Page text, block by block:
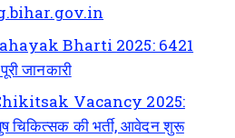
Bharti 2025: 6421
जानकारी
Vacancy 2025:
चिकित्सक की भर्ती, आवेदन शुरू